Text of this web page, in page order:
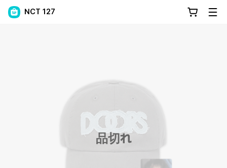
NCT 127
品切れ